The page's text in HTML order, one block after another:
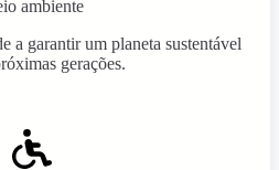
ambiente
a garantir um planeta sustentável
gerações.